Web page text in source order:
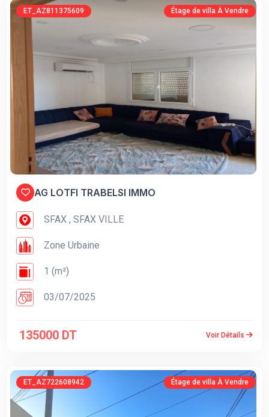
ET_AZ811375609 Étage de villa À Vendre
AG LOTFI TRABELSI IMMO
SFAX , SFAX VILLE
Zone Urbaine
1 (m²)
03/07/2025
135000 DT Voir Détails
ET_AZ722608942 Étage de villa À Vendre